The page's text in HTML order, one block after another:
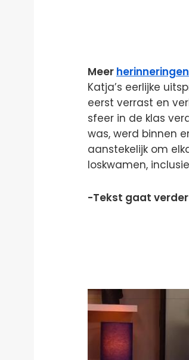
Meer herinneringen
Katja’s eerlijke
eerst verrast en
sfeer in de klas
was, werd binnen
aanstekelijk om
loskwamen,
-Tekst gaat
Video
Player